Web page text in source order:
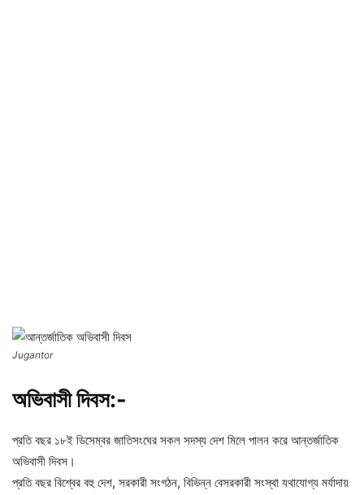
Jugantor
অভিবাসী দিবস:-
প্রতি বছর ১৮ই ডিসেম্বর জাতিসংঘের সকল সদস্য দেশ মিলে পালন করে আন্তর্জাতিক
অভিবাসী দিবস।
প্রতি বছর বিশ্বের বহু দেশ, সরকারী সংগঠন, বিভিন্ন বেসরকারী সংস্থা যথাযোগ্য মর্যাদায়